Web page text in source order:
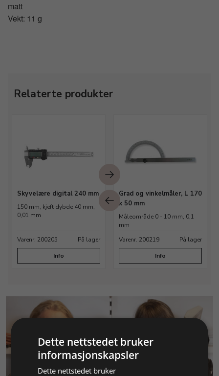
matt
Vekt: 11 g
Relaterte produkter
Skyvelære digital 240 mm
150 mm, kjeft dybde 40 mm,
0,01 mm
Varenr. 200205 På lager
Info
Grad og vinkelmåler, L 170
x 50 mm
Måleområde 0 - 10 mm, 0,1
mm
Varenr. 200219
På lager
Info
KUNDESERVICE
Dette nettstedet bruker
informasjonskapsler
Dette nettstedet bruker